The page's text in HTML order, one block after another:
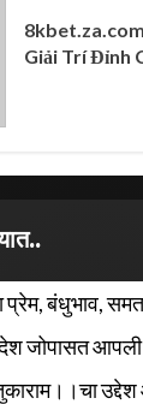
Giải Trí Đỉnh
प्रेम, बंधुभाव,
जोपासत